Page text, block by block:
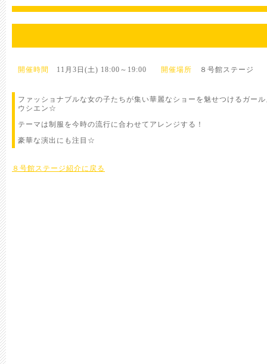
開催時間 11月3日(土) 18:00～19:00 開催場所 ８号館ステージ
ファッショナブルな女の子たちが集い華麗なショーを魅せつけるガー
ウシエン☆
テーマは制服を今時の流行に合わせてアレンジする！
豪華な演出にも注目☆
８号館ステージ紹介に戻る